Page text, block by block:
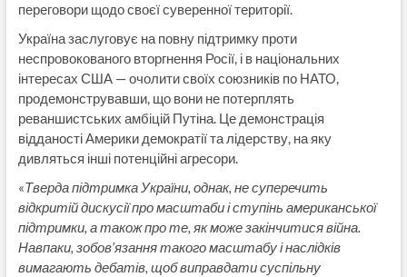
переговори щодо своєї суверенної території.
Україна заслуговує на повну підтримку проти
неспровокованого вторгнення Росії, і в національних
інтересах США — очолити своїх союзників по НАТО,
продемонструвавши, що вони не потерплять
реваншистських амбіцій Путіна. Це демонстрація
відданості Америки демократії та лідерству, на яку
дивляться інші потенційні агресори.
«Тверда підтримка України, однак, не суперечить
відкритій дискусії про масштаби і ступінь американської
підтримки, а також про те, як може закінчитися війна.
Навпаки, зобов’язання такого масштабу і наслідків
вимагають дебатів, щоб виправдати суспільну